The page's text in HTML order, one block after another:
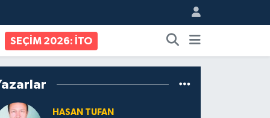
SEÇİM 2026: İTO
HASAN TUFAN